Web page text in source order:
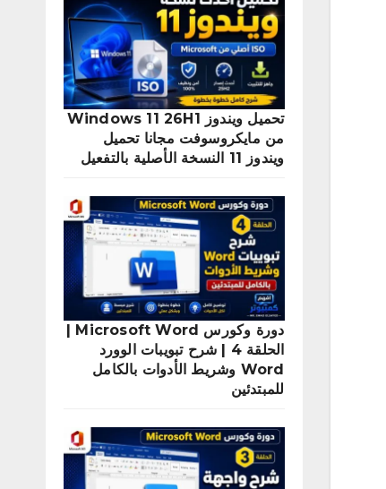
تحميل ويندوز Windows 11 26H1
من مايكروسوفت مجانا تحميل
ويندوز 11 النسخة الأصلية بالتفعيل
دورة وكورس Microsoft Word |
الحلقة 4 | شرح تبويبات الوورد
Word وشريط الأدوات بالكامل
للمبتدئين